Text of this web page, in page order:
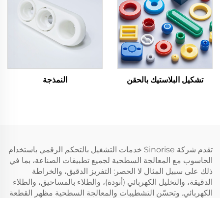
تشكيل البلاستيك بالحقن النمذجة
تقدم شركة Sinorise خدمات التشغيل بالتحكم الرقمي باستخدام
الحاسوب مع المعالجة السطحية لجميع تطبيقات الصناعة، بما في
ذلك على سبيل المثال لا الحصر: التفريز الدقيق، والخراطة
الدقيقة، والتخليل الكهربائي (أنودة)، والطلاء بالمساحيق، والطلاء
الكهربائي. وتحسّن التشطيبات والمعالجة السطحية مظهر القطعة